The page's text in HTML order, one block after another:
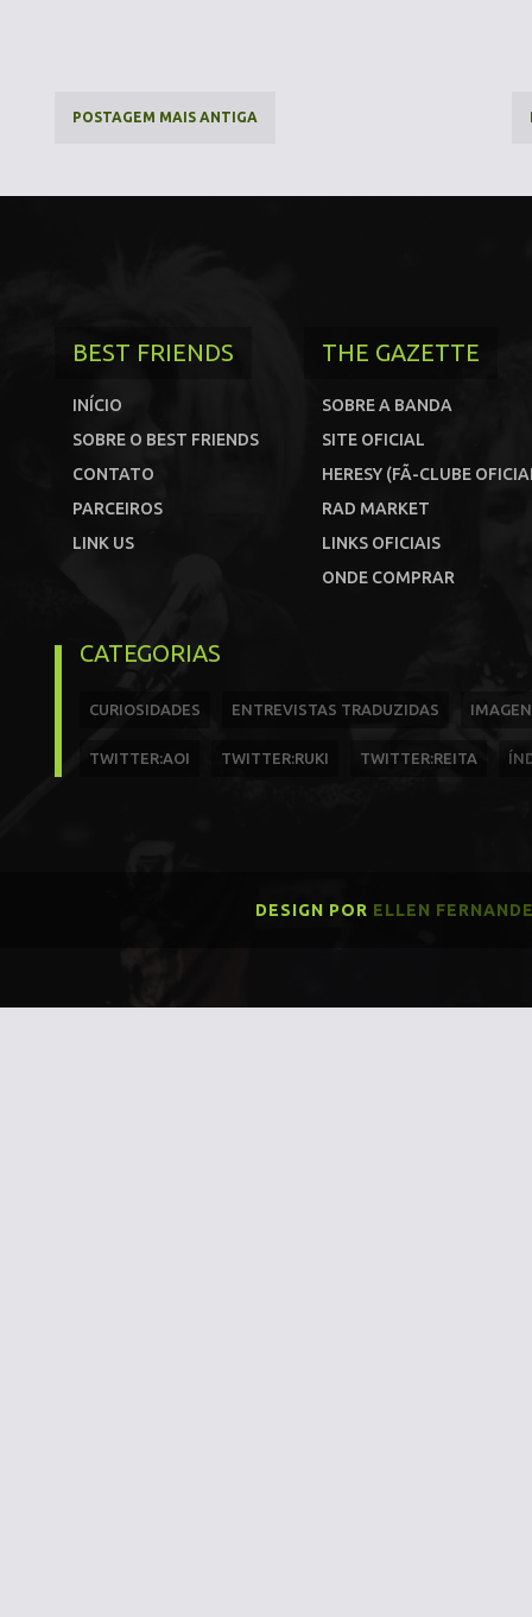
POSTAGEM MAIS ANTIGA
BEST FRIENDS
INÍCIO
SOBRE O BEST FRIENDS
CONTATO
PARCEIROS
LINK US
THE GAZETTE
SOBRE A BANDA
SITE OFICIAL
HERESY (FÃ-CLUBE
RAD MARKET
LINKS OFICIAIS
ONDE COMPRAR
CATEGORIAS
CURIOSIDADES ENTREVISTAS TRADUZIDAS
TWITTER:AOI TWITTER:RUKI TWITTER:REITA
DESIGN POR ELLEN